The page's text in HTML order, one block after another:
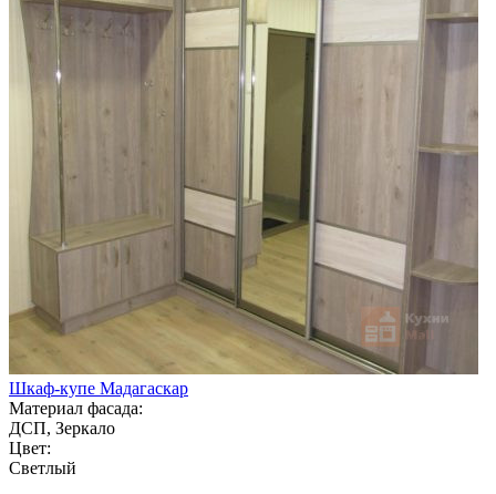
Шкаф-купе Мадагаскар
Материал фасада:
ДСП, Зеркало
Цвет:
Светлый